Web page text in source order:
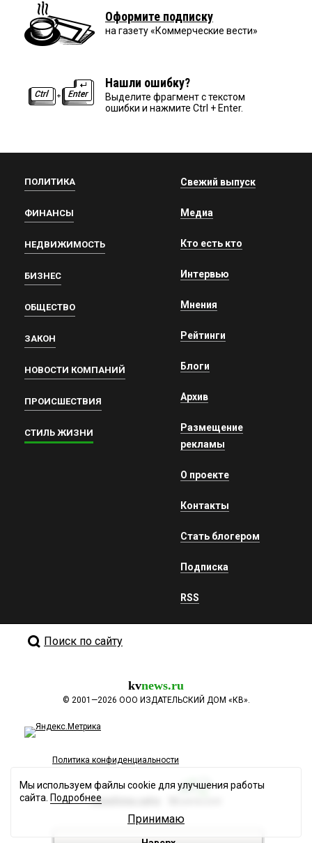
Оформите подписку
на газету «Коммерческие вести»
Нашли ошибку?
Выделите фрагмент с текстом
ошибки и нажмите Ctrl + Enter.
ПОЛИТИКА
ФИНАНСЫ
НЕДВИЖИМОСТЬ
БИЗНЕС
ОБЩЕСТВО
ЗАКОН
НОВОСТИ КОМПАНИЙ
ПРОИСШЕСТВИЯ
СТИЛЬ ЖИЗНИ
Свежий выпуск
Медиа
Кто есть кто
Интервью
Мнения
Рейтинги
Блоги
Архив
Размещение
рекламы
О проекте
Контакты
Стать блогером
Подписка
RSS
Поиск по сайту
kvnews.ru
© 2001—2026 ООО ИЗДАТЕЛЬСКИЙ ДОМ «КВ».
Политика конфиденциальности
Разработка сайта
Мы используем файлы cookie для улучшения работы
сайта. Подробнее
Принимаю